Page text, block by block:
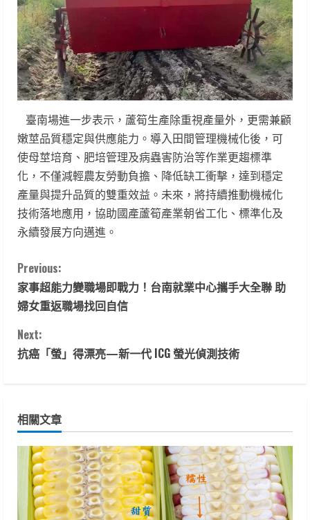
臺南場進一步表示，蘆筍生產除重視產量外，更需兼顧
嫩莖品質穩定與供應能力。導入田間管理機械化後，可
使母莖培育、肥培管理及病蟲害防治等作業更趨標準
化，不僅減輕農友勞動負擔、降低缺工衝擊，達到穩定
產量與提升品質的雙重效益。未來，將持續推動機械化
技術落地應用，協助國產蘆筍產業朝省工化、標準化及
永續發展方向邁進。
C
o
n
t
n
u
e
R
Previous:
家事超能力變職場即戰力！台南就業中心攜手大全聯 助
婦女重返職場找回自信
Next:
抗癌「螢」得漂亮—新一代 ICG 螢光偵測技術
相關文章